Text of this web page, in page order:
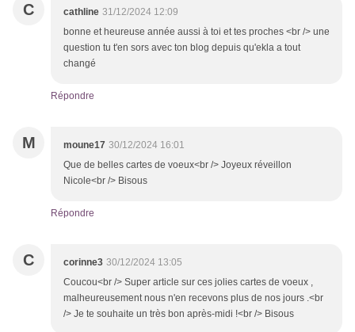
C cathline 31/12/2024 12:09
bonne et heureuse année aussi à toi et tes proches <br /> une
question tu t'en sors avec ton blog depuis qu'ekla a tout
changé
Répondre
M moune17 30/12/2024 16:01
Que de belles cartes de voeux<br /> Joyeux réveillon
Nicole<br /> Bisous
Répondre
C corinne3 30/12/2024 13:05
Coucou<br /> Super article sur ces jolies cartes de voeux ,
malheureusement nous n'en recevons plus de nos jours .<br
/> Je te souhaite un très bon après-midi !<br /> Bisous